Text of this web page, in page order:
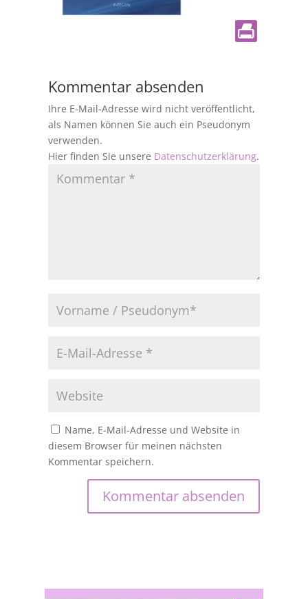
Kommentar absenden
Ihre E-Mail-Adresse wird nicht veröffentlicht,
als Namen können Sie auch ein Pseudonym
verwenden.
Hier finden Sie unsere Datenschutzerklärung.
Name, E-Mail-Adresse und Website in
diesem Browser für meinen nächsten
Kommentar speichern.